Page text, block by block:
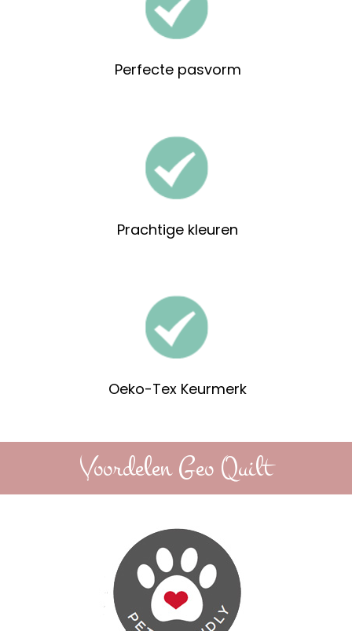
Perfecte pasvorm
Prachtige kleuren
Oeko-Tex Keurmerk
Voordelen Geo Quilt